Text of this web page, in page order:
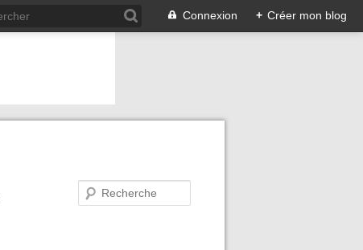
Connexion + Créer mon blog